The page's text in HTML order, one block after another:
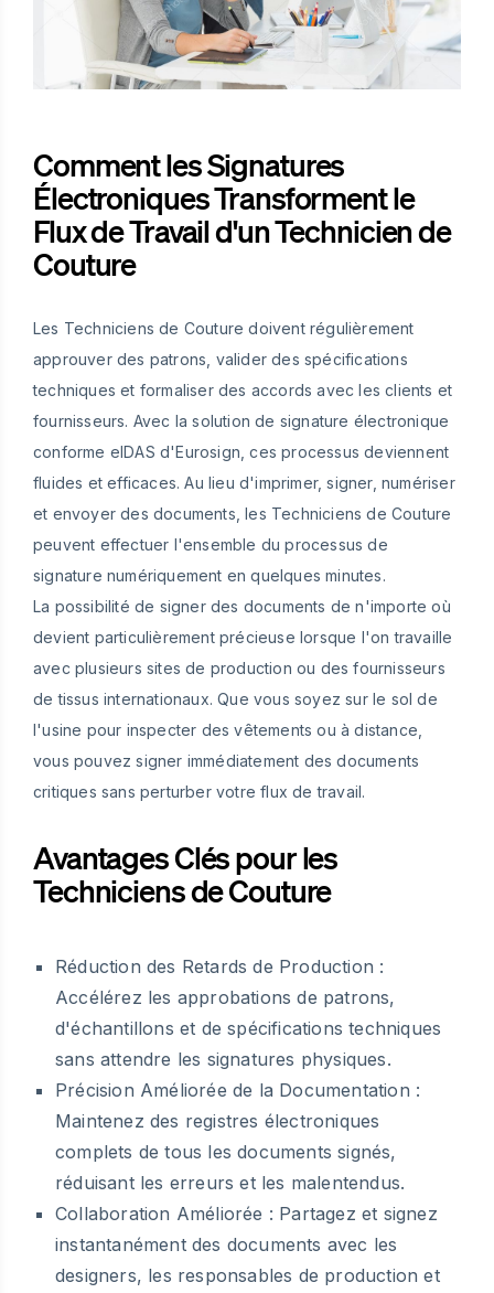
Comment les Signatures
Électroniques Transforment le
Flux de Travail d'un Technicien de
Couture
Les Techniciens de Couture doivent régulièrement
approuver des patrons, valider des spécifications
techniques et formaliser des accords avec les clients et
fournisseurs. Avec la solution de signature électronique
conforme eIDAS d'Eurosign, ces processus deviennent
fluides et efficaces. Au lieu d'imprimer, signer, numériser
et envoyer des documents, les Techniciens de Couture
peuvent effectuer l'ensemble du processus de
signature numériquement en quelques minutes.
La possibilité de signer des documents de n'importe où
devient particulièrement précieuse lorsque l'on travaille
avec plusieurs sites de production ou des fournisseurs
de tissus internationaux. Que vous soyez sur le sol de
l'usine pour inspecter des vêtements ou à distance,
vous pouvez signer immédiatement des documents
critiques sans perturber votre flux de travail.
Avantages Clés pour les
Techniciens de Couture
Réduction des Retards de Production :
Accélérez les approbations de patrons,
d'échantillons et de spécifications techniques
sans attendre les signatures physiques.
Précision Améliorée de la Documentation :
Maintenez des registres électroniques
complets de tous les documents signés,
réduisant les erreurs et les malentendus.
Collaboration Améliorée : Partagez et signez
instantanément des documents avec les
designers, les responsables de production et